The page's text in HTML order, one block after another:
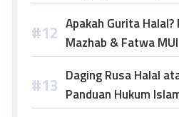
Apakah Gurita
Mazhab & Fatwa MUI
Daging Rusa Halal
Panduan Hukum